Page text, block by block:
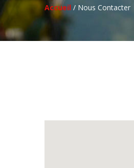
Accueil / Nous Contacter